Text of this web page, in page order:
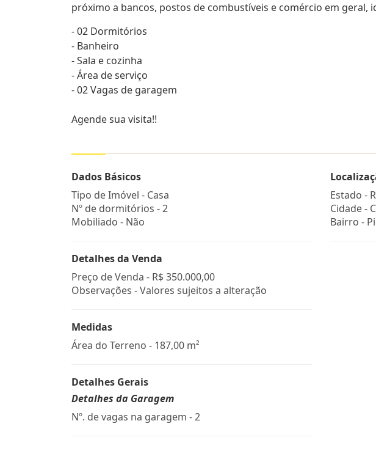
próximo a bancos, postos de combustíveis e comércio em geral,
- 02 Dormitórios
- Banheiro
- Sala e cozinha
- Área de serviço
- 02 Vagas de garagem
Agende sua visita!!
Dados Básicos
Tipo de Imóvel - Casa
Nº de dormitórios - 2
Mobiliado - Não
Detalhes da Venda
Preço de Venda - R$ 350.000,00
Observações - Valores sujeitos a alteração
Medidas
Área do Terreno - 187,00 m²
Detalhes Gerais
Detalhes da Garagem
Nº. de vagas na garagem - 2
Estado -
Cidade -
Bairro -